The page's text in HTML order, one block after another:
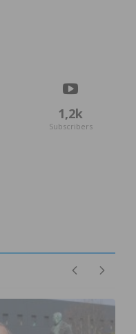
1,2k
Subscribers